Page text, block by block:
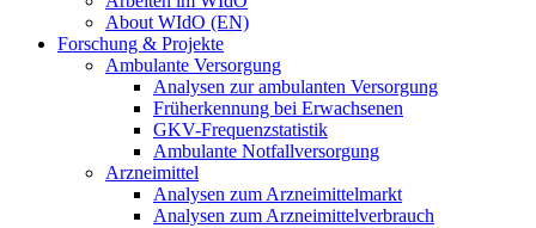
About WIdO (EN)
Forschung & Projekte
Ambulante Versorgung
Analysen zur ambulanten Versorgung
Früherkennung bei Erwachsenen
GKV-Frequenzstatistik
Ambulante Notfallversorgung
Arzneimittel
Analysen zum Arzneimittelmarkt
Analysen zum Arzneimittelverbrauch